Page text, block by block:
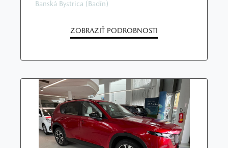
Banská Bystrica (Badín)
ZOBRAZIŤ PODROBNOSTI